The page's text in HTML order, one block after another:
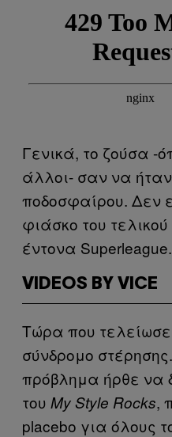
Γενικά, το ζούσα -
άλλοι- σαν να
ποδοσφαίρου. Δεν
φιάσκο του τελικού
έντονα Superleague.
VIDEOS BY VICE
Τώρα που
σύνδρομο
πρόβλημα ήρθε να
του My Style Rocks,
placebo για όλους